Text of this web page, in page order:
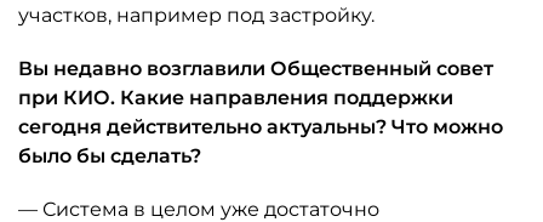
участков, например под застройку.
Вы недавно возглавили Общественный совет
при КИО. Какие направления поддержки
сегодня действительно актуальны? Что можно
было бы сделать?
— Система в целом уже достаточно